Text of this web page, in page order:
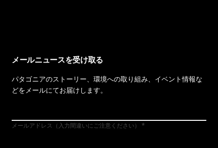
メールニュースを受け取る
パタゴニアのストーリー、環境への取り組み、イベント情報な
どをメールにてお届けします。
メールアドレス（入力間違いにご注意ください）